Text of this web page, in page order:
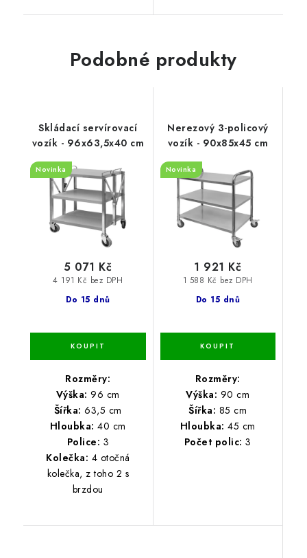
Podobné produkty
Skládací servírovací
vozík - 96x63,5x40 cm
Novinka
Do 15 dnů
4 191 Kč bez DPH
5 071 Kč
Rozměry:
Výška: 96 cm
Šířka: 63,5 cm
Hloubka: 40 cm
Police: 3
Kolečka: 4 otočná
kolečka, z toho 2 s
brzdou
Nerezový 3-policový
vozík - 90x85x45 cm
Novinka
Do 15 dnů
1 588 Kč bez DPH
1 921 Kč
Rozměry:
Výška: 90 cm
Šířka: 85 cm
Hloubka: 45 cm
Počet polic: 3